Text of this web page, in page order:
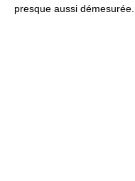
presque aussi démesurée...